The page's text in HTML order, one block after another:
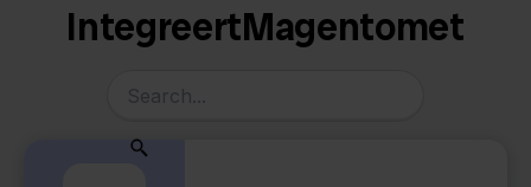
IntegreertMagentomet